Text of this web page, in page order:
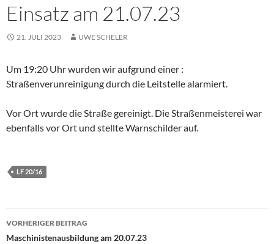
Einsatz am 21.07.23
21. JULI 2023 UWE SCHELER
Um 19:20 Uhr wurden wir aufgrund einer :
Straßenverunreinigung durch die Leitstelle alarmiert.
Vor Ort wurde die Straße gereinigt. Die Straßenmeisterei war
ebenfalls vor Ort und stellte Warnschilder auf.
LF 20/16
Beitragsnavigation
VORHERIGER BEITRAG
Maschinistenausbildung am 20.07.23